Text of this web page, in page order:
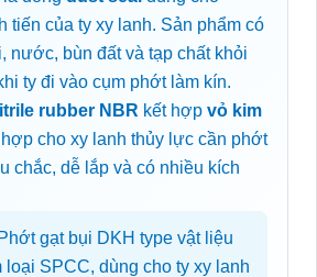
tiến của ty xy lanh. Sản phẩm có
nước, bùn đất và tạp chất khỏi
ty đi vào cụm phớt làm kín.
rubber NBR kết hợp vỏ kim
cho xy lanh thủy lực cần phớt
chắc, dễ lắp và có nhiều kích
Phớt gạt bụi DKH type vật liệu
loại SPCC, dùng cho ty xy lanh